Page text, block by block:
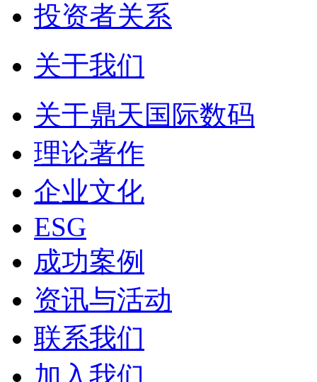
投资者关系
关于我们
关于鼎天国际数码
理论著作
企业文化
ESG
成功案例
资讯与活动
联系我们